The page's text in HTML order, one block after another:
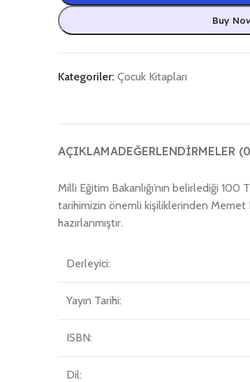
Buy
Kategoriler: Çocuk Kitapları
AÇIKLAMADEĞERLENDIRMELER
Milli Eğitim Bakanlığı’nın belirlediği
tarihimizin önemli kişiliklerinden Memet
hazırlanmıştır.
Derleyici:
Yayın Tarihi:
ISBN:
Dil: